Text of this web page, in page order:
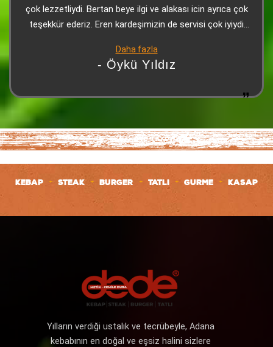
çok lezzetliydi. Bertan beye ilgi ve alakası icin ayrıca çok
teşekkür ederiz. Eren kardeşimizin de servisi çok iyiydi
Daha fazla
- Öykü Yıldız
KEBAP + STEAK + BURGER + TATLI + GURME + KASAP
Yılların verdiği ustalık ve tecrübeyle, Adana
kebabının en doğal ve eşsiz halini sizlere